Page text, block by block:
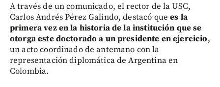
A través de un comunicado, el rector de la USC,
Carlos Andrés Pérez Galindo, destacó que es la
primera vez en la historia de la institución que se
otorga este doctorado a un presidente en ejercicio,
un acto coordinado de antemano con la
representación diplomática de Argentina en
Colombia.